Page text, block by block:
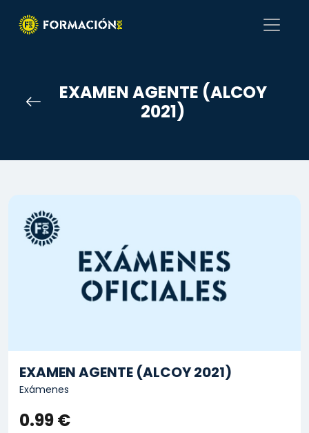
EXAMEN AGENTE (ALCOY
2021)
EXAMEN AGENTE (ALCOY 2021)
Exámenes
0.99 €